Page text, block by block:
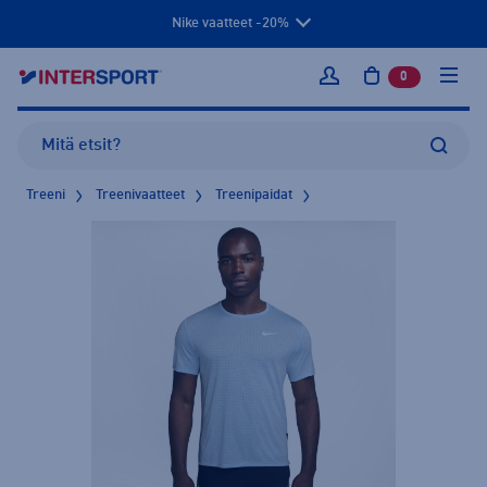
Nike vaatteet -20%
Kirjaudu sisään
0 tuotetta
Treeni Treenivaatteet Treenipaidat